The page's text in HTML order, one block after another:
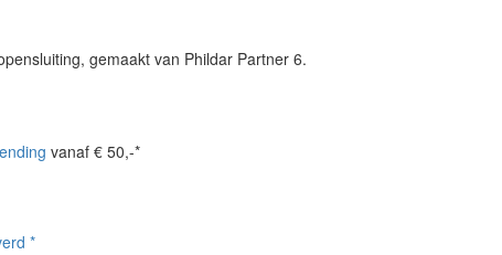
gemaakt van Phildar Partner 6.
vanaf € 50,-*
*